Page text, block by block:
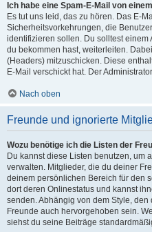
Ich habe eine Spam-E-Mail von
Es tut uns leid, das zu hören. Das E-
Sicherheitsvorkehrungen, die
identifizieren sollen. Du solltest einem
du bekommen hast, weiterleiten.
(Headers) mitzuschicken. Diese
E-Mail verschickt hat. Der
Nach oben
Freunde und ignorierte
Wozu benötige ich die Listen der
Du kannst diese Listen benutzen, um
verwalten. Mitglieder, die du deiner
deinem persönlichen Bereich für den
dort deren Onlinestatus und kannst
senden. Abhängig von dem Style,
Freunde auch hervorgehoben sein.
siehst du seine Beiträge